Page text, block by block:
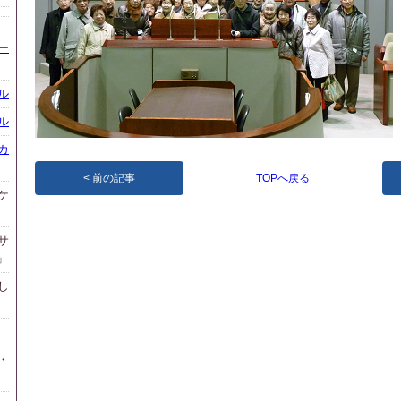
前の記事 TOPへ戻る